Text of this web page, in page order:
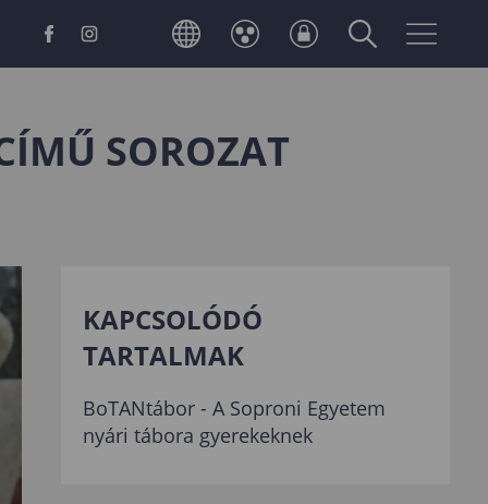
SOROZAT
KAPCSOLÓDÓ
TARTALMAK
BoTANtábor - A Soproni Egyetem
nyári tábora gyerekeknek